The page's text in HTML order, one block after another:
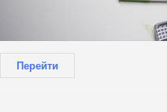
Перейти